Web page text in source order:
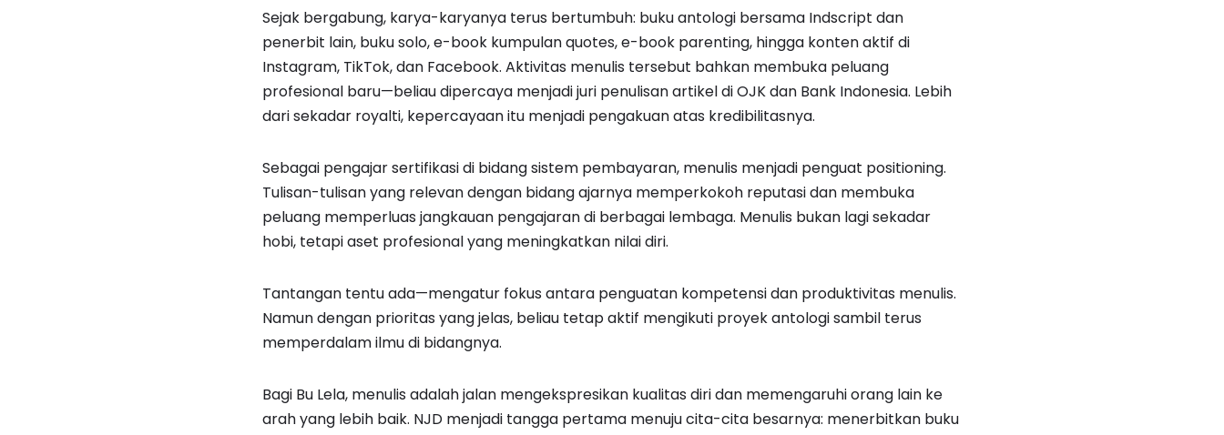
Sejak bergabung, karya-karyanya terus bertumbuh: buku antologi bersama Indscript dan
penerbit lain, buku solo, e-book kumpulan quotes, e-book parenting, hingga konten aktif di
Instagram, TikTok, dan Facebook. Aktivitas menulis tersebut bahkan membuka peluang
profesional baru—beliau dipercaya menjadi juri penulisan artikel di OJK dan Bank Indonesia. Lebih
dari sekadar royalti, kepercayaan itu menjadi pengakuan atas kredibilitasnya.
Sebagai pengajar sertifikasi di bidang sistem pembayaran, menulis menjadi penguat positioning.
Tulisan-tulisan yang relevan dengan bidang ajarnya memperkokoh reputasi dan membuka
peluang memperluas jangkauan pengajaran di berbagai lembaga. Menulis bukan lagi sekadar
hobi, tetapi aset profesional yang meningkatkan nilai diri.
Tantangan tentu ada—mengatur fokus antara penguatan kompetensi dan produktivitas menulis.
Namun dengan prioritas yang jelas, beliau tetap aktif mengikuti proyek antologi sambil terus
memperdalam ilmu di bidangnya.
Bagi Bu Lela, menulis adalah jalan mengekspresikan kualitas diri dan memengaruhi orang lain ke
arah yang lebih baik. NJD menjadi tangga pertama menuju cita-cita besarnya: menerbitkan buku